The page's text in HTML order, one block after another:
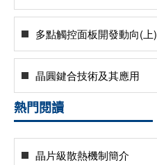
多點觸控面板開發動向(上)
晶圓鍵合技術及其應用
熱門閱讀
晶片級散熱機制簡介